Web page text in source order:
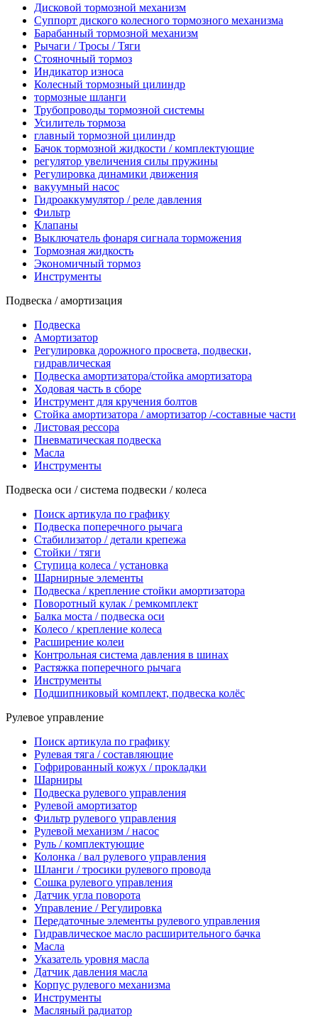
Дисковой тормозной механизм
Суппорт диского колесного тормозного механизма
Барабанный тормозной механизм
Рычаги / Тросы / Тяги
Стояночный тормоз
Индикатор износа
Колесный тормозный цилиндр
тормозные шланги
Трубопроводы тормозной системы
Усилитель тормоза
главный тормозной цилиндр
Бачок тормозной жидкости / комплектующие
регулятор увеличения силы пружины
Регулировка динамики движения
вакуумный насос
Гидроаккумулятор / реле давления
Фильтр
Клапаны
Выключатель фонаря сигнала торможения
Тормозная жидкость
Экономичный тормоз
Инструменты
Подвеска / амортизация
Подвеска
Амортизатор
Регулировка дорожного просвета, подвески,
гидравлическая
Подвеска амортизатора/стойка амортизатора
Ходовая часть в сборе
Инструмент для кручения болтов
Стойка амортизатора / амортизатор /-составные части
Листовая рессора
Пневматическая подвеска
Масла
Инструменты
Подвеска оси / система подвески / колеса
Поиск артикула по графику
Подвеска поперечного рычага
Стабилизатор / детали крепежа
Стойки / тяги
Ступица колеса / установка
Шарнирные элементы
Подвеска / крепление стойки амортизатора
Поворотный кулак / ремкомплект
Балка моста / подвеска оси
Колесо / крепление колеса
Расширение колеи
Контрольная система давления в шинах
Растяжка поперечного рычага
Инструменты
Подшипниковый комплект, подвеска колёс
Рулевое управление
Поиск артикула по графику
Рулевая тяга / составляющие
Гофрированный кожух / прокладки
Шарниры
Подвеска рулевого управления
Рулевой амортизатор
Фильтр рулевого управления
Рулевой механизм / насос
Руль / комплектующие
Колонка / вал рулевого управления
Шланги / тросики рулевого провода
Сошка рулевого управления
Датчик угла поворота
Управление / Регулировка
Передаточные элементы рулевого управления
Гидравлическое масло расширительного бачка
Масла
Указатель уровня масла
Датчик давления масла
Корпус рулевого механизма
Инструменты
Масляный радиатор